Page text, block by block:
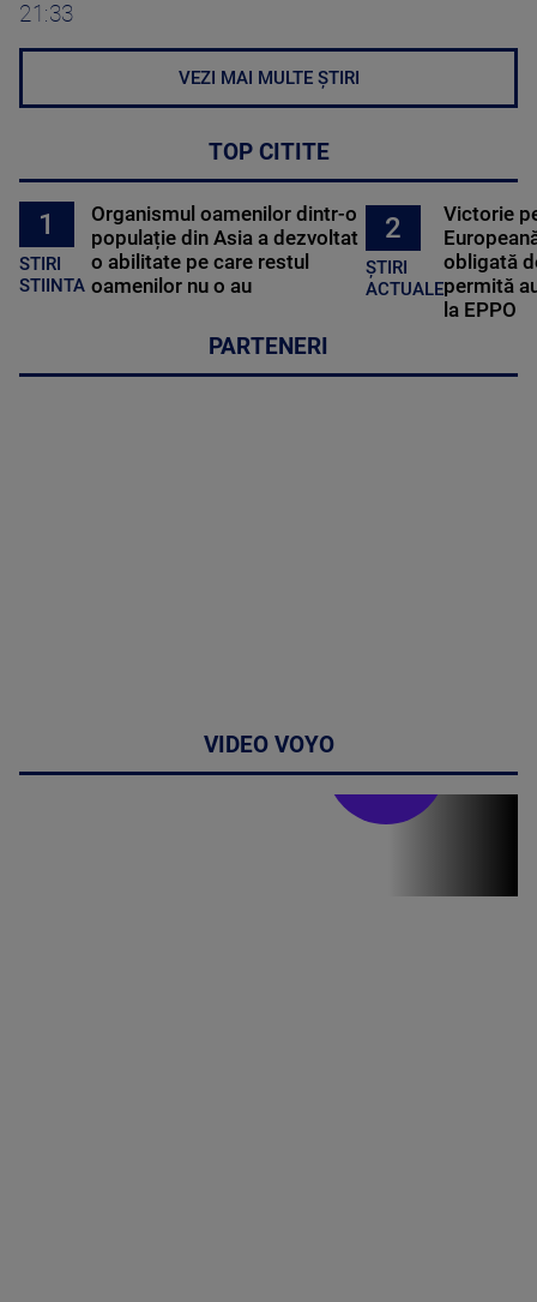
21:33
VEZI MAI MULTE ȘTIRI
TOP CITITE
1
STIRI
STIINTA
Organismul oamenilor dintr-o
populație din Asia a dezvoltat
o abilitate pe care restul
oamenilor nu o au
2
ȘTIRI
ACTUALE
Victorie
obligată
permită
la EPPO
PARTENERI
VIDEO VOYO